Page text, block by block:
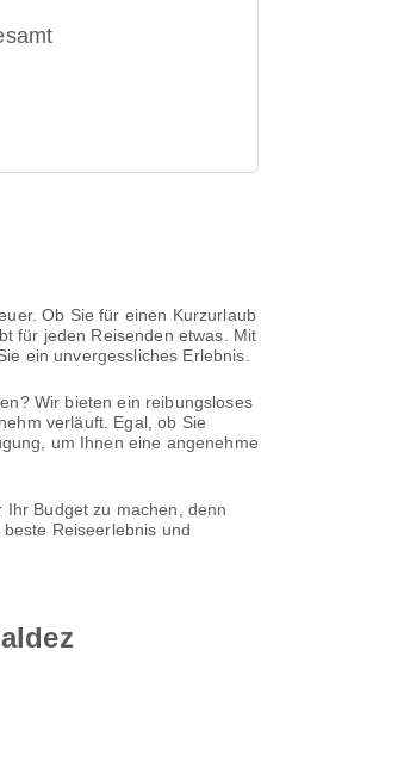
Ob Sie für einen Kurzurlaub
für jeden Reisenden etwas. Mit
ein unvergessliches Erlebnis.
Wir bieten ein reibungsloses
verläuft. Egal, ob Sie
um Ihnen eine angenehme
Budget zu machen, denn
Reiseerlebnis und